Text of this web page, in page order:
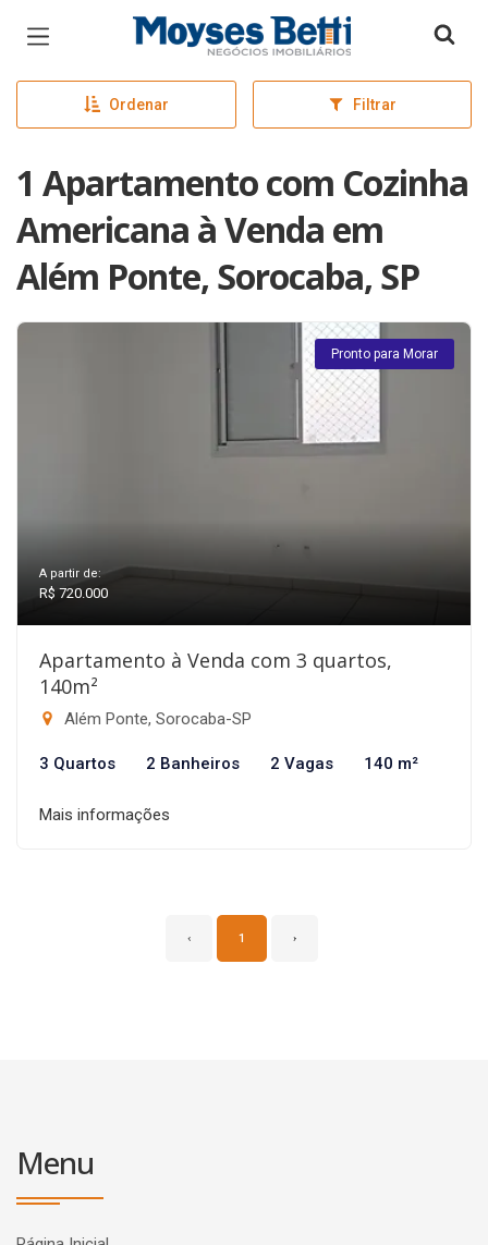
Página inicial
Ordenar Filtrar
1 Apartamento com Cozinha
Americana à Venda em
Além Ponte, Sorocaba, SP
Pronto para Morar
A partir de:
R$ 720.000
Apartamento à Venda com 3 quartos,
140m²
Além Ponte, Sorocaba-SP
3 Quartos 2 Banheiros 2 Vagas 140 m²
Mais informações
‹ 1 ›
Menu